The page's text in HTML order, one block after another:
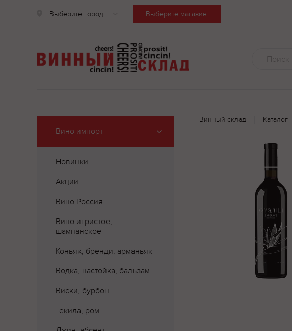
Выберите город Выберите магазин
Вино импорт
Новинки
Акции
Вино Россия
Вино игристое,
шампанское
Коньяк, бренди, арманьяк
Водка, настойка, бальзам
Виски, бурбон
Текила, ром
Винный склад Каталог